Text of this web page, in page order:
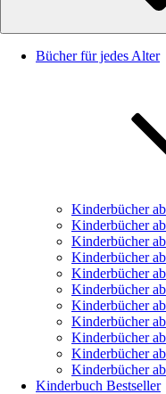
Bücher für jedes Alter
Kinderbücher
Kinderbücher
Kinderbücher
Kinderbücher
Kinderbücher
Kinderbücher
Kinderbücher
Kinderbücher
Kinderbücher
Kinderbücher
Kinderbücher
Kinderbuch Bestseller